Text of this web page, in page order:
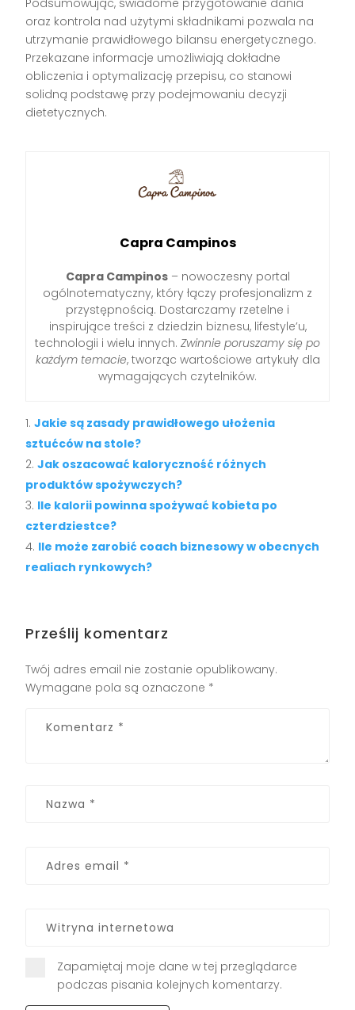
Podsumowując, świadome przygotowanie dania
oraz kontrola nad użytymi składnikami pozwala na
utrzymanie prawidłowego bilansu energetycznego.
Przekazane informacje umożliwiają dokładne
obliczenia i optymalizację przepisu, co stanowi
solidną podstawę przy podejmowaniu decyzji
dietetycznych.
Capra Campinos
Capra Campinos– nowoczesny portal
ogólnotematyczny, który łączy profesjonalizm z
przystępnością. Dostarczamy rzetelne i
inspirujące treści z dziedzin biznesu, lifestyle’u,
technologii i wielu innych. Zwinnie poruszamy się po
każdym temacie, tworząc wartościowe artykuły dla
wymagających czytelników.
Jakie są zasady prawidłowego ułożenia
sztućców na stole?
Jak oszacować kaloryczność różnych
produktów spożywczych?
Ile kalorii powinna spożywać kobieta po
czterdziestce?
Ile może zarobić coach biznesowy w obecnych
realiach rynkowych?
Prześlij komentarz
Twój adres email nie zostanie opublikowany.
Wymagane pola są oznaczone *
Zapamiętaj moje dane w tej przeglądarce
podczas pisania kolejnych komentarzy.